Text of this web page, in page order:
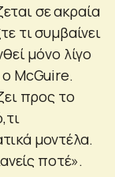
σε ακραία
τι συμβαίνει
μόνο λίγο
McGuire.
προς το
μοντέλα.
ποτέ».